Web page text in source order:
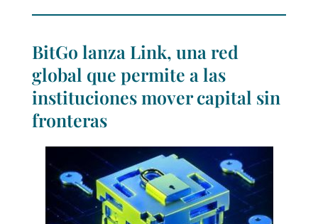
BitGo lanza Link, una red
global que permite a las
instituciones mover capital sin
fronteras